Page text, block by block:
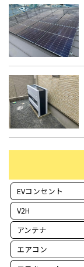
EVコンセント
V2H
アンテナ
エアコン